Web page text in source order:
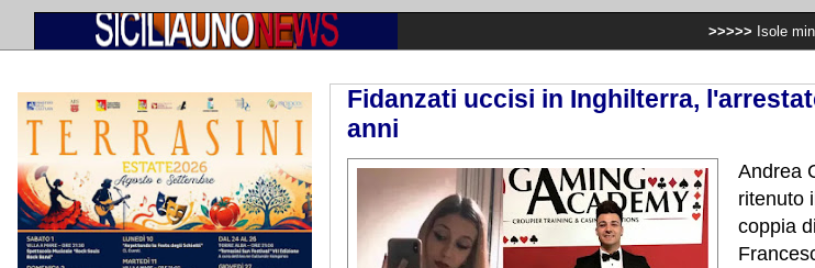
Isole minori, Schifani
Fidanzati uccisi in Inghilterra,
anni
Andrea
ritenuto
coppia